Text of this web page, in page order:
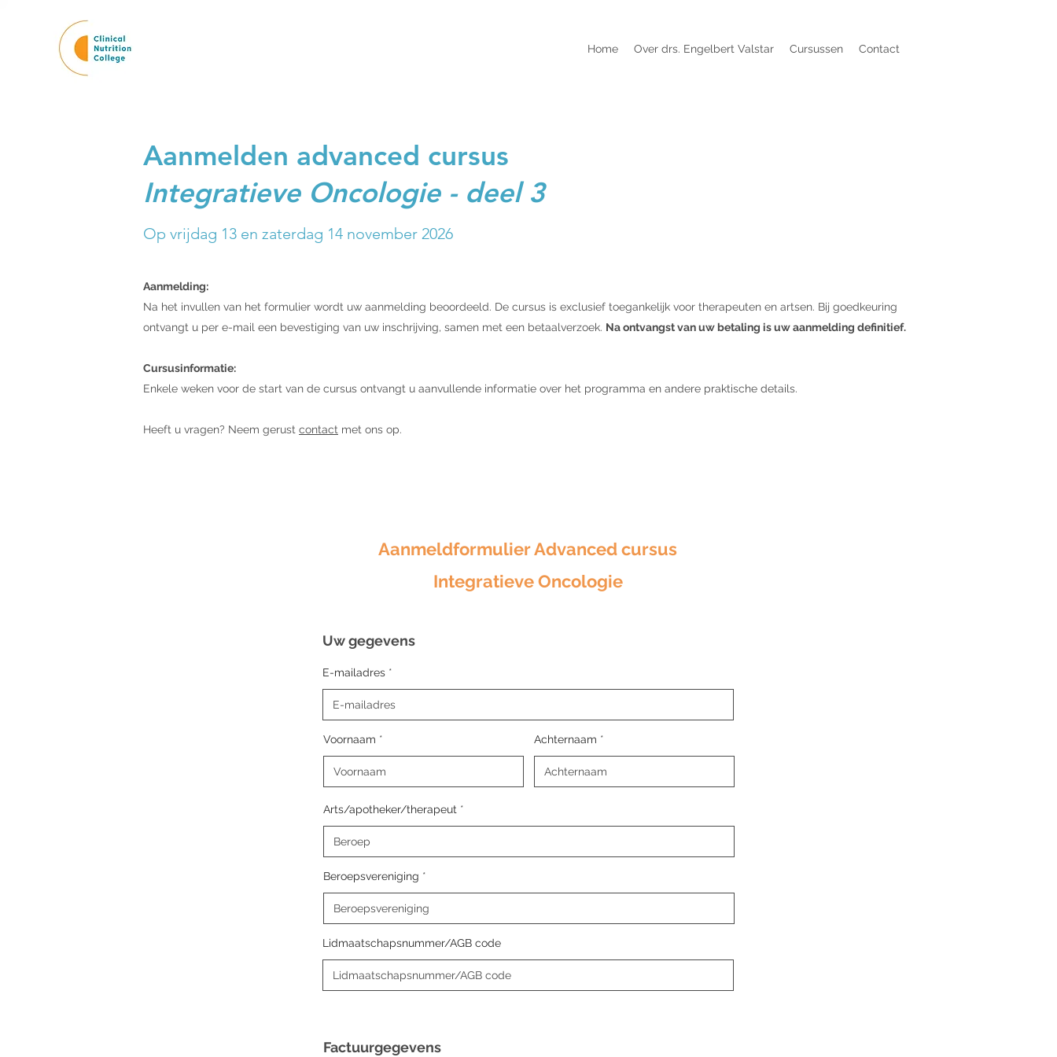
Home Over drs. Engelbert Valstar Cursussen Contact
Aanmelden advanced cursus
Integratieve Oncologie - deel 3
Op vrijdag 13 en zaterdag 14 november 2026
Aanmelding:
Na het invullen van het formulier wordt uw aanmelding beoordeeld. De cursus is exclusief toegankelijk voor therapeuten en artsen. Bij goedkeuring
ontvangt u per e-mail een bevestiging van uw inschrijving, samen met een betaalverzoek. Na ontvangst van uw betaling is uw aanmelding definitief.
Cursusinformatie:
Enkele weken voor de start van de cursus ontvangt u aanvullende informatie over het programma en andere praktische details.
Heeft u vragen? Neem gerust contact met ons op.
​Aanmeldformulier Advanced cursus
Integratieve Oncologie
E-mailadres
Voornaam Achternaam
Arts/apotheker/therapeut
Beroepsvereniging
Lidmaatschapsnummer/AGB code
Factuurgegevens
Uw gegevens